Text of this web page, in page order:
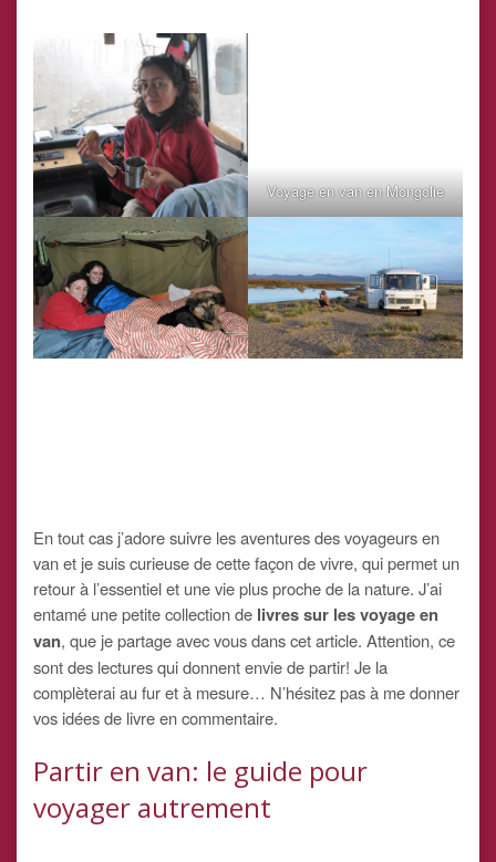
Voyage en van en Mongolie
En tout cas j’adore suivre les aventures des voyageurs en
van et je suis curieuse de cette façon de vivre, qui permet un
retour à l’essentiel et une vie plus proche de la nature. J’ai
entamé une petite collection de livres sur les voyage en
van, que je partage avec vous dans cet article. Attention, ce
sont des lectures qui donnent envie de partir! Je la
complèterai au fur et à mesure… N’hésitez pas à me donner
vos idées de livre en commentaire.
Partir en van: le guide pour
voyager autrement